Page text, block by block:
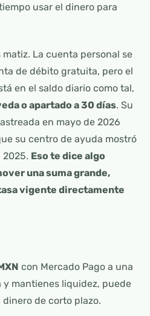
usar el dinero para
La cuenta personal se
de débito gratuita, pero el
en el saldo diario como tal,
o apartado a 30 días. Su
en mayo de 2026
su centro de ayuda mostró
Eso te dice algo
una suma grande,
vigente directamente
con Mercado Pago a una
mantienes liquidez, puede
de corto plazo.